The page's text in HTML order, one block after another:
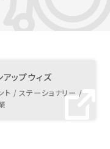
ップウィズ
ト / ステーショナリー /